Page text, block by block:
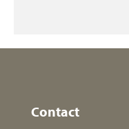
Contact